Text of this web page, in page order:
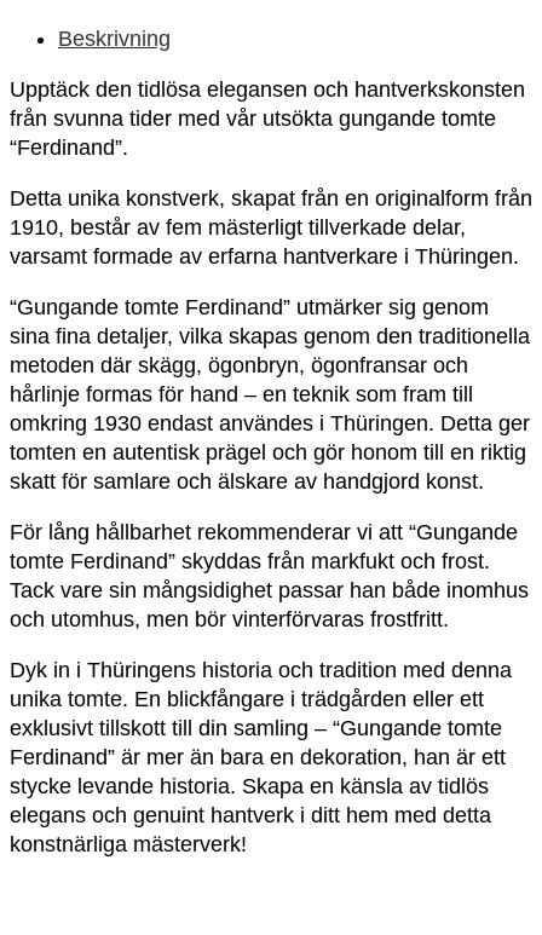
Beskrivning
Upptäck den tidlösa elegansen och hantverkskonsten
från svunna tider med vår utsökta gungande tomte
“Ferdinand”.
Detta unika konstverk, skapat från en originalform från
1910, består av fem mästerligt tillverkade delar,
varsamt formade av erfarna hantverkare i Thüringen.
“Gungande tomte Ferdinand” utmärker sig genom
sina fina detaljer, vilka skapas genom den traditionella
metoden där skägg, ögonbryn, ögonfransar och
hårlinje formas för hand – en teknik som fram till
omkring 1930 endast användes i Thüringen. Detta ger
tomten en autentisk prägel och gör honom till en riktig
skatt för samlare och älskare av handgjord konst.
För lång hållbarhet rekommenderar vi att “Gungande
tomte Ferdinand” skyddas från markfukt och frost.
Tack vare sin mångsidighet passar han både inomhus
och utomhus, men bör vinterförvaras frostfritt.
Dyk in i Thüringens historia och tradition med denna
unika tomte. En blickfångare i trädgården eller ett
exklusivt tillskott till din samling – “Gungande tomte
Ferdinand” är mer än bara en dekoration, han är ett
stycke levande historia. Skapa en känsla av tidlös
elegans och genuint hantverk i ditt hem med detta
konstnärliga mästerverk!